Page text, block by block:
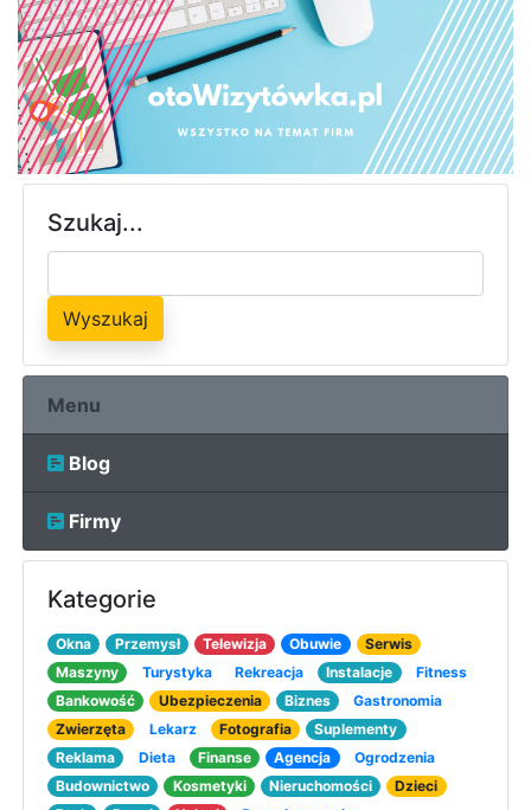
Szukaj...
Wyszukaj
Menu
Blog
Firmy
Kategorie
Okna Przemysł Telewizja Obuwie
Serwis
Maszyny
Turystyka Rekreacja Instalacje
Fitness
Bankowość
Ubezpieczenia Biznes
Gastronomia
Zwierzęta
Lekarz Fotografia
Suplementy
Reklama
Dieta Finanse Agencja
Ogrodzenia
Budownictwo
Kosmetyki Nieruchomości
Dzieci